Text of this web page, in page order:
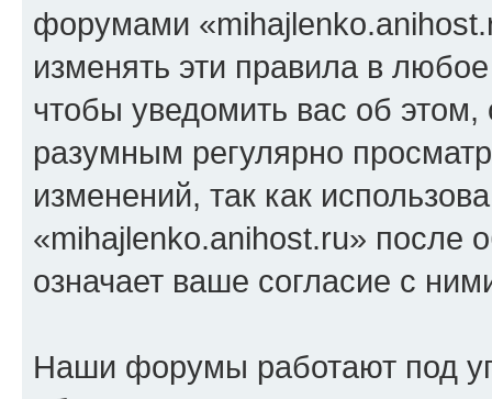
форумами
изменять эти правила в
чтобы уведомить вас об
разумным регулярно
изменений, так как
«mihajlenko.anihost.ru» после
означает ваше согласие с
Наши форумы работают под